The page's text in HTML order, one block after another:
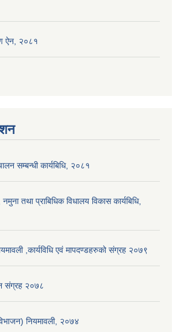
ऐन, २०८१
सम्बन्धी कार्यबिधि, २०८१
तथा प्राबिधिक विधालय विकास कार्यबिधि,
,कार्यविधि एवं मापदण्डहरुको संग्रह २०७९
संग्रह २०७८
नियमावली, २०७४